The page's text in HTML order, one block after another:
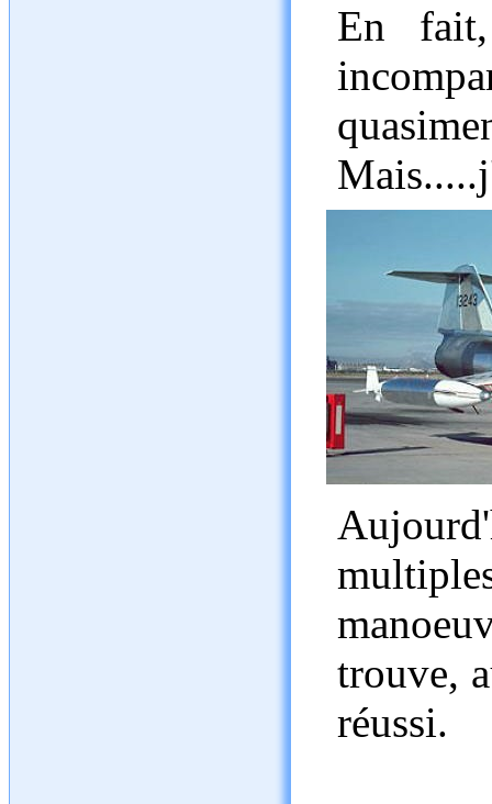
En
trouve,
réussi.